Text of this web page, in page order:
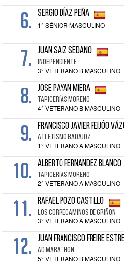
6. SERGIO DÍAZ PEÑA
1° SÉNIOR MASCULINO
7. JUAN SAIZ SEDANO
INDEPENDIENTE
3° VETERANO B MASCULINO
8. JOSE PAYAN MIERA
TAPICERÍAS MORENO
4° VETERANO B MASCULINO
9. FRANCISCO JAVIER FEIJÓO
ATLETISMO BADAJOZ
1° VETERANO A MASCULINO
10. ALBERTO FERNANDEZ BLANCO
TAPICERÍAS MORENO
2° VETERANO A MASCULINO
11. RAFAEL POZO CASTILLO
LOS CORRECAMINOS DE GRIÑON
3° VETERANO A MASCULINO
12. JUAN FRANCISCO FREIRE
AD MARATHON
5° VETERANO B MASCULINO